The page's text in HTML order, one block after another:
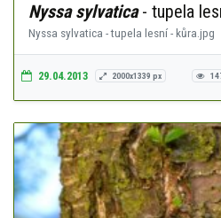
Nyssa sylvatica- tupela
Nyssa sylvatica - tupela lesní - kůra.jpg
29.04.2013 2000x1339 px